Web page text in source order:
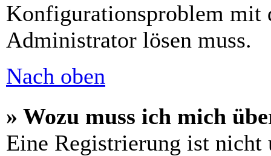
Konfigurationsproblem mit
Administrator lösen muss.
Nach oben
» Wozu muss ich mich
Eine Registrierung ist